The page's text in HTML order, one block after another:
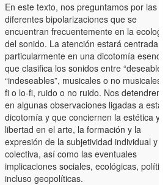
En este texto, nos preguntamos por las
diferentes bipolarizaciones que se
encuentran frecuentemente en la
del sonido. La atención estará centrada
particularmente en una dicotomía
que clasifica los sonidos entre
“indeseables”, musicales o no musicales,
fi o lo-fi, ruido o no ruido. Nos
en algunas observaciones ligadas a esta
dicotomía y que conciernen la estética y
libertad en el arte, la formación y la
expresión de la subjetividad individual y
colectiva, así como las eventuales
implicaciones sociales, ecológicas,
incluso geopolíticas.